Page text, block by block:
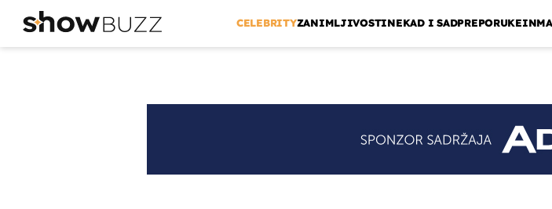
CELEBRITYZANIMLJIVOSTINEKAD I SADPREPORUKE